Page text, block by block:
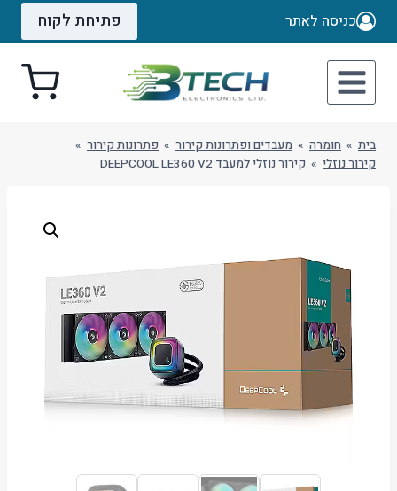
Skip
כניסה לאתר פתיחת לקוח
בית » חומרה » מעבדים ופתרונות קירור » פתרונות קירור »
קירור נוזלי » קירור נוזלי למעבד DEEPCOOL LE360 V2